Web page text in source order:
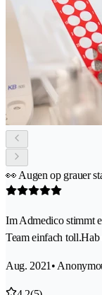
👀 Augen op grauer
Im Admedico stimmt
Team einfach
Aug. 2021 •